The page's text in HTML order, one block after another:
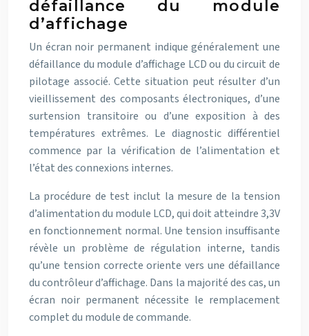
défaillance du module
d’affichage
Un écran noir permanent indique généralement une
défaillance du module d’affichage LCD ou du circuit de
pilotage associé. Cette situation peut résulter d’un
vieillissement des composants électroniques, d’une
surtension transitoire ou d’une exposition à des
températures extrêmes. Le diagnostic différentiel
commence par la vérification de l’alimentation et
l’état des connexions internes.
La procédure de test inclut la mesure de la tension
d’alimentation du module LCD, qui doit atteindre 3,3V
en fonctionnement normal. Une tension insuffisante
révèle un problème de régulation interne, tandis
qu’une tension correcte oriente vers une défaillance
du contrôleur d’affichage. Dans la majorité des cas, un
écran noir permanent nécessite le remplacement
complet du module de commande.